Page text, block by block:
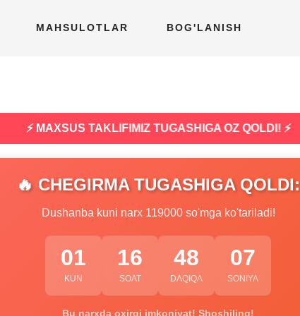
MAHSULOTLAR BOG'LANISH
⚡ MAXSUS TAKLIFIMIZ TUGASHIGA OZ QOLDI! ⚡
🔥 CHEGIRMA TUGASHIGA QOLDI:
Dushanba kuni narx 119000 so'mga ko'tariladi!
01
KUN
16
SOAT
48
DAQIQA
06
SONIYA
Bu narxda oxirgi imkoniyat! Shoshiling!